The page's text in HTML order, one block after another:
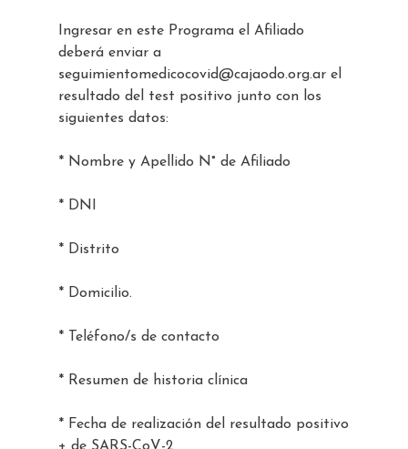
Ingresar en este Programa el Afiliado
deberá enviar a
seguimientomedicocovid@cajaodo.org.ar el
resultado del test positivo junto con los
siguientes datos:
* Nombre y Apellido N° de Afiliado
* DNI
* Distrito
* Domicilio.
* Teléfono/s de contacto
* Resumen de historia clínica
* Fecha de realización del resultado positivo